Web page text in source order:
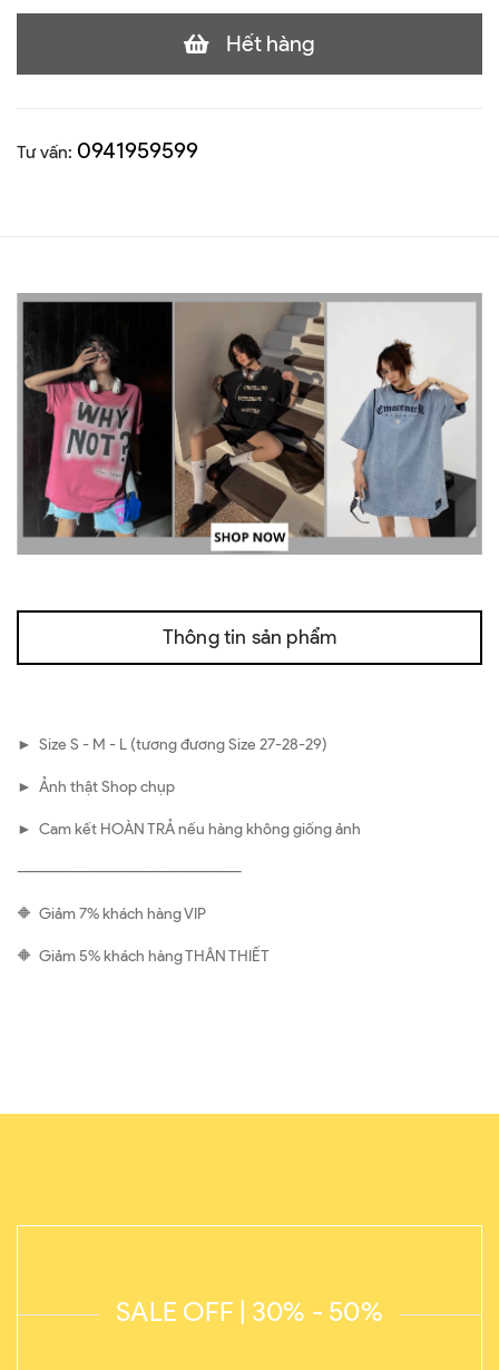
Hết hàng
Tư vấn: 0941959599
Thông tin sản phẩm
► Size S - M - L (tương đương Size 27-28-29)
► Ảnh thật Shop chụp
► Cam kết HOÀN TRẢ nếu hàng không giống ảnh
————————————————————
🔶 Giảm 7% khách hàng VIP
🔶 Giảm 5% khách hàng THÂN THIẾT
SALE OFF | 30% - 50%